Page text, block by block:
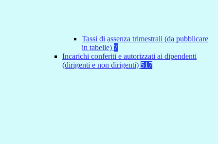
Tassi di assenza trimestrali (da pubblicare
in tabelle) 7
Incarichi conferiti e autorizzati ai dipendenti
(dirigenti e non dirigenti) 517